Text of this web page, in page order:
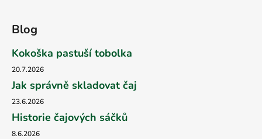
Blog
Kokoška pastuší tobolka
20.7.2026
Jak správně skladovat čaj
23.6.2026
Historie čajových sáčků
8.6.2026